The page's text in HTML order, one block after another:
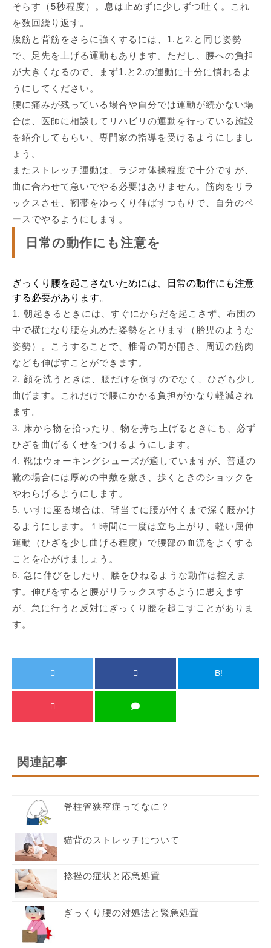
そらす（5秒程度）。息は止めずに少しずつ吐く。これ
を数回繰り返す。
腹筋と背筋をさらに強くするには、1.と2.と同じ姿勢
で、足先を上げる運動もあります。ただし、腰への負担
が大きくなるので、まず1.と2.の運動に十分に慣れるよ
うにしてください。
腰に痛みが残っている場合や自分では運動が続かない場
合は、医師に相談してリハビリの運動を行っている施設
を紹介してもらい、専門家の指導を受けるようにしまし
ょう。
またストレッチ運動は、ラジオ体操程度で十分ですが、
曲に合わせて急いでやる必要はありません。筋肉をリラ
ックスさせ、靭帯をゆっくり伸ばすつもりで、自分のペ
ースでやるようにします。
日常の動作にも注意を
ぎっくり腰を起こさないためには、日常の動作にも注意
する必要があります。
1. 朝起きるときには、すぐにからだを起こさず、布団の
中で横になり腰を丸めた姿勢をとります（胎児のような
姿勢）。こうすることで、椎骨の間が開き、周辺の筋肉
なども伸ばすことができます。
2. 顔を洗うときは、腰だけを倒すのでなく、ひざも少し
曲げます。これだけで腰にかかる負担がかなり軽減され
ます。
3. 床から物を拾ったり、物を持ち上げるときにも、必ず
ひざを曲げるくせをつけるようにします。
4. 靴はウォーキングシューズが適していますが、普通の
靴の場合には厚めの中敷を敷き、歩くときのショックを
やわらげるようにします。
5. いすに座る場合は、背当てに腰が付くまで深く腰かけ
るようにします。１時間に一度は立ち上がり、軽い屈伸
運動（ひざを少し曲げる程度）で腰部の血流をよくする
ことを心がけましょう。
6. 急に伸びをしたり、腰をひねるような動作は控えま
す。伸びをすると腰がリラックスするように思えます
が、急に行うと反対にぎっくり腰を起こすことがありま
す。
B!
関連記事
脊柱管狭窄症ってなに？
猫背のストレッチについて
捻挫の症状と応急処置
ぎっくり腰の対処法と緊急処置